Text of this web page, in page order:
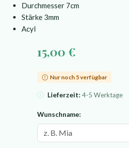
Durchmesser 7cm
Stärke 3mm
Acyl
15,00 €
Nur noch 5 verfügbar
Lieferzeit: 4-5 Werktage
Wunschname: